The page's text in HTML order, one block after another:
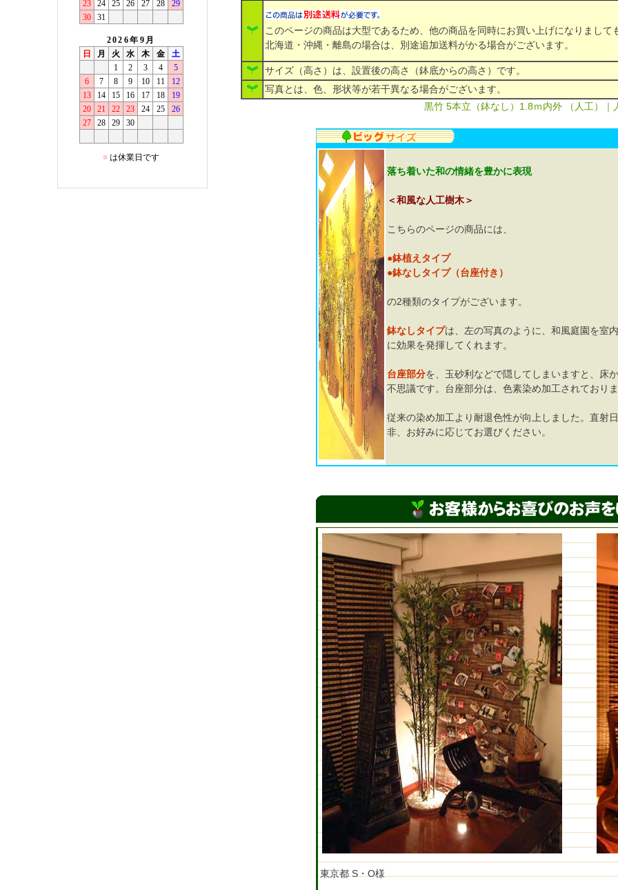
このページの商品は大型であるため、他の商品を同時にお買い上げになりまして
北海道・沖縄・離島の場合は、別途追加送料がかる場合がございます。
サイズ（高さ）は、設置後の高さ（鉢底からの高さ）です。
写真とは、色、形状等が若干異なる場合がございます。
黒竹 5本立（鉢なし）1.8ｍ内外 （人工）｜
落ち着いた和の情緒を豊かに表現
＜和風な人工樹木＞
こちらのページの商品には、
●鉢植えタイプ
●鉢なしタイプ（台座付き）
の2種類のタイプがございます。
鉢なしタイプは、左の写真のように、和風庭園を室
に効果を発揮してくれます。
台座部分を、玉砂利などで隠してしまいますと、床
不思議です。台座部分は、色素染め加工されており
従来の染め加工より耐退色性が向上しました。直射
非、お好みに応じてお選びください。
東京都 S・O様